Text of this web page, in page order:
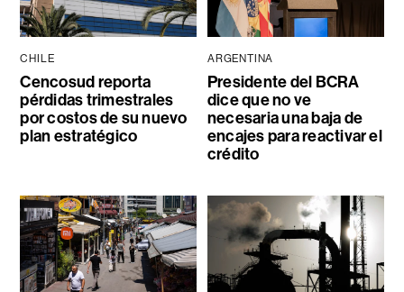
CHILE
Cencosud reporta
pérdidas trimestrales
por costos de su nuevo
plan estratégico
ARGENTINA
Presidente del BCRA
dice que no ve
necesaria una baja de
encajes para reactivar el
crédito